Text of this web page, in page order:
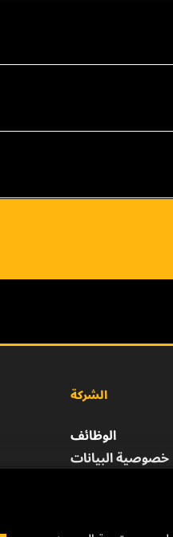
الشركة
الوظائف
خصوصية البيانات